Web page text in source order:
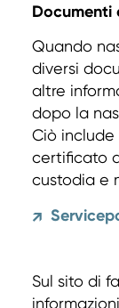
Documenti
Quando
diversi
altre
dopo la
Ciò include
certificato
custodia e
↗
Sul sito di